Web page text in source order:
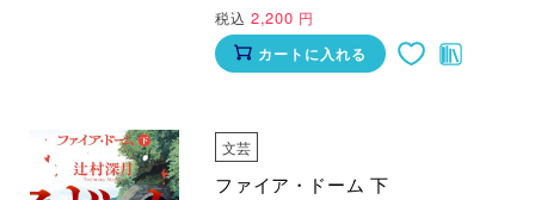
税込 2,200 円
カートに入れる
文芸
ファイア・ドーム 下